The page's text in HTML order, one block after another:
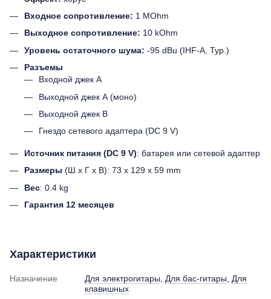
Входное сопротивление: 1 MOhm
Выходное сопротивление: 10 kOhm
Уровень остаточного шума: -95 dBu (IHF-A, Typ.)
Разъемы
Входной джек А
Выходной джек А (моно)
Выходной джек В
Гнездо сетевого адаптера (DC 9 V)
Источник питания (DC 9 V): батарея или сетевой адаптер
Размеры (Ш х Г х В): 73 х 129 х 59 mm
Вес: 0.4 kg
Гарантия 12 месяцев
Характеристики
Назначение Для электрогитары Для бас-гитары
Для
клавишных